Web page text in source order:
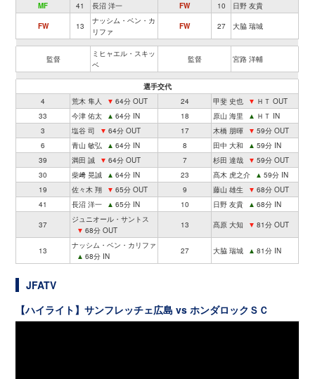
MF
41 長沼 洋一 FW 10 日野 友貴
FW 13
ナッシム・ベン・カ
リファ
FW 27 大脇 瑞城
監督
ミヒャエル・スキッ
ベ
監督 宮路 洋輔
選手交代
4
荒木 隼人 ▼ 64分 OUT 24 甲斐 史也 ▼ ＨＴ OUT
33
今津 佑太 ▲ 64分 IN 18 原山 海里 ▲ ＨＴ IN
3
塩谷 司 ▼ 64分 OUT 17 木橋 朋暉 ▼ 59分 OUT
6
青山 敏弘 ▲ 64分 IN 8 田中 大和 ▲ 59分 IN
39
満田 誠 ▼ 64分 OUT 7 杉田 達哉 ▼ 59分 OUT
30
柴﨑 晃誠 ▲ 64分 IN 23 髙木 虎之介 ▲ 59分 IN
19
佐々木 翔 ▼ 65分 OUT 9 藤山 雄生 ▼ 68分 OUT
41
長沼 洋一 ▲ 65分 IN 10 日野 友貴 ▲ 68分 IN
37
ジュニオール・サントス
▼ 68分 OUT
13 髙原 大知 ▼ 81分 OUT
13
ナッシム・ベン・カリファ
▲ 68分 IN
27 大脇 瑞城 ▲ 81分 IN
JFATV
【ハイライト】サンフレッチェ広島 vs ホンダロックＳＣ